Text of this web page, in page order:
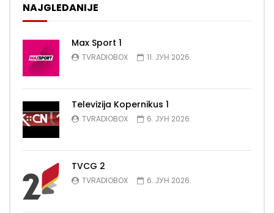
NAJGLEDANIJE
Max Sport 1
TVRADIOBOX 11. ЈУН 2026.
Televizija Kopernikus 1
TVRADIOBOX 6. ЈУН 2026.
TVCG 2
TVRADIOBOX 6. ЈУН 2026.